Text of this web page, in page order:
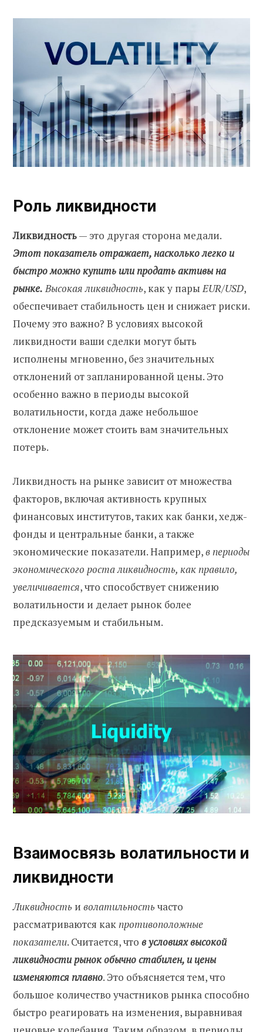
Роль ликвидности
Ликвидность— это другая сторона медали.
Этот показатель отражает, насколько легко и
быстро можно купить или продать активы на
рынке. Высокая ликвидность, как у парыEUR/USD,
обеспечивает стабильность цен и снижает риски.
Почему это важно? В условиях высокой
ликвидности ваши сделки могут быть
исполнены мгновенно, без значительных
отклонений от запланированной цены. Это
особенно важно в периоды высокой
волатильности, когда даже небольшое
отклонение может стоить вам значительных
потерь.
Ликвидность на рынке зависит от множества
факторов, включая активность крупных
финансовых институтов, таких как банки, хедж-
фонды и центральные банки, а также
экономические показатели. Например,в периоды
экономического роста ликвидность, как правило,
увеличивается, что способствует снижению
волатильности и делает рынок более
предсказуемым и стабильным.
Взаимосвязь волатильности и
ликвидности
Ликвидность и волатильность часто
рассматриваются какпротивоположные
показатели. Считается, что в условиях высокой
ликвидности рынок обычно стабилен, и цены
изменяются плавно. Это объясняется тем, что
большое количество участников рынка способно
быстро реагировать на изменения, выравнивая